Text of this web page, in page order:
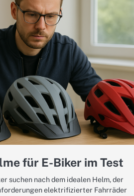
für E-Biker im Test
suchen nach dem idealen Helm, der
elektrifizierter Fahrräder